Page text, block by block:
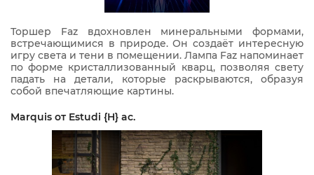
Торшер Faz вдохновлен минеральными формами,
встречающимися в природе. Он создаёт интересную
игру света и тени в помещении. Лампа Faz напоминает
по форме кристаллизованный кварц, позволяя свету
падать на детали, которые раскрываются, образуя
собой впечатляющие картины.
Marquis от Estudi {H} ac.